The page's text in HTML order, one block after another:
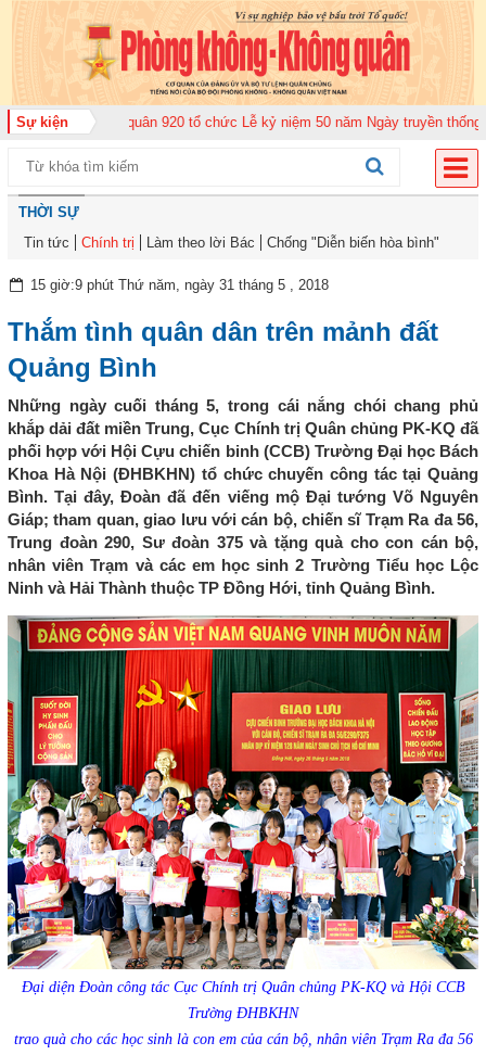
Sự kiện
đoàn Không quân 920 tổ chức Lễ kỷ niệm 50 năm Ngày truyền thống (12-
THỜI SỰ
Tin tức
Chính trị Làm theo lời Bác Chống "Diễn biến hòa bình"
15 giờ:9 phút Thứ năm, ngày 31 tháng 5 , 2018
Thắm tình quân dân trên mảnh đất
Quảng Bình
Những ngày cuối tháng 5, trong cái nắng chói chang phủ
khắp dải đất miền Trung, Cục Chính trị Quân chủng PK-KQ đã
phối hợp với Hội Cựu chiến binh (CCB) Trường Đại học Bách
Khoa Hà Nội (ĐHBKHN) tổ chức chuyến công tác tại Quảng
Bình. Tại đây, Đoàn đã đến viếng mộ Đại tướng Võ Nguyên
Giáp; tham quan, giao lưu với cán bộ, chiến sĩ Trạm Ra đa 56,
Trung đoàn 290, Sư đoàn 375 và tặng quà cho con cán bộ,
nhân viên Trạm và các em học sinh 2 Trường Tiểu học Lộc
Ninh và Hải Thành thuộc TP Đồng Hới, tỉnh Quảng Bình.
Đại diện Đoàn công tác Cục Chính trị Quân chủng PK-KQ và Hội CCB
Trường ĐHBKHN
trao quà cho các học sinh là con em của cán bộ, nhân viên Trạm Ra đa 56